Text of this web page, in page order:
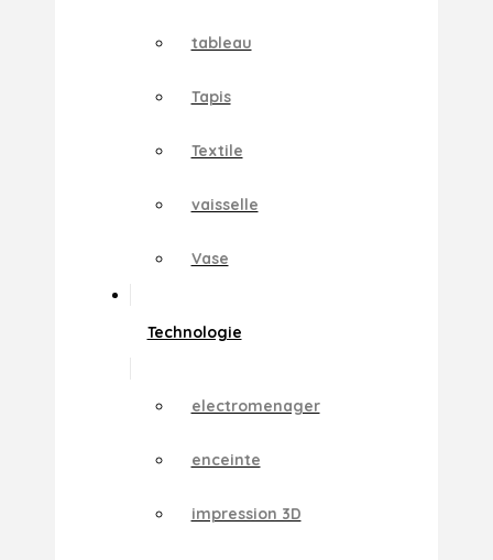
tableau
Tapis
Textile
vaisselle
Vase
Technologie
electromenager
enceinte
impression 3D